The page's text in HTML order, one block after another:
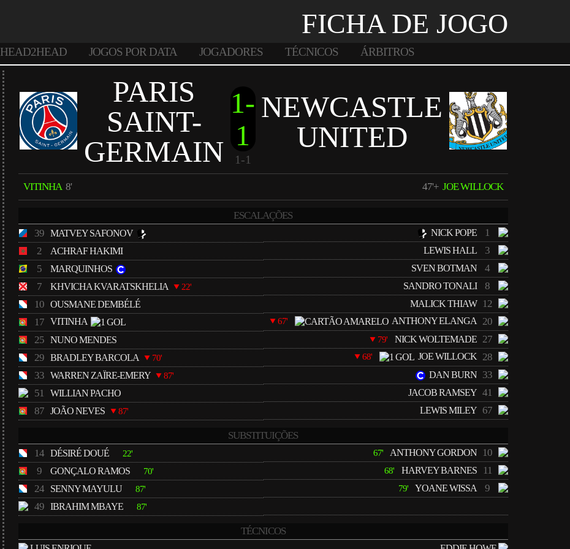
FICHA DE JOGO
HEAD2HEAD JOGOS POR DATA JOGADORES TÉCNICOS ÁRBITROS
PARIS
SAINT-
GERMAIN
1-
1
1-1
NEWCASTLE
UNITED
VITINHA 8' 47'+ JOE WILLOCK
ESCALAÇÕES
39 MATVEY SAFONOV
2 ACHRAF HAKIMI
5 MARQUINHOS
7 KHVICHA KVARATSKHELIA 22'
10 OUSMANE DEMBÉLÉ
17 VITINHA
25 NUNO MENDES
29 BRADLEY BARCOLA 70'
33 WARREN ZAÏRE-EMERY 87'
51 WILLIAN PACHO
87 JOÃO NEVES 87'
NICK POPE 1
LEWIS HALL 3
SVEN BOTMAN 4
SANDRO TONALI 8
MALICK THIAW 12
67' ANTHONY ELANGA 20
79' NICK WOLTEMADE 27
68' JOE WILLOCK 28
DAN BURN 33
JACOB RAMSEY 41
LEWIS MILEY 67
SUBSTITUIÇÕES
14 DÉSIRÉ DOUÉ 22'
9 GONÇALO RAMOS 70'
24 SENNY MAYULU 87'
49 IBRAHIM MBAYE 87'
67' ANTHONY GORDON 10
68' HARVEY BARNES 11
79' YOANE WISSA 9
TÉCNICOS